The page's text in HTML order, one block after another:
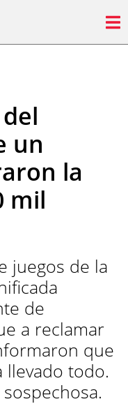
un
la
mil
juegos de la
de
a reclamar
que
llevado todo.